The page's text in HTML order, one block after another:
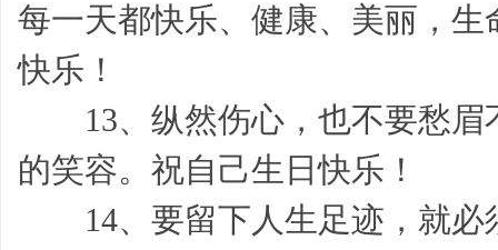
每一天都快乐、健康、美丽，
快乐！
13、纵然伤心，也不要愁眉
的笑容。祝自己生日快乐！
14、要留下人生足迹，就必